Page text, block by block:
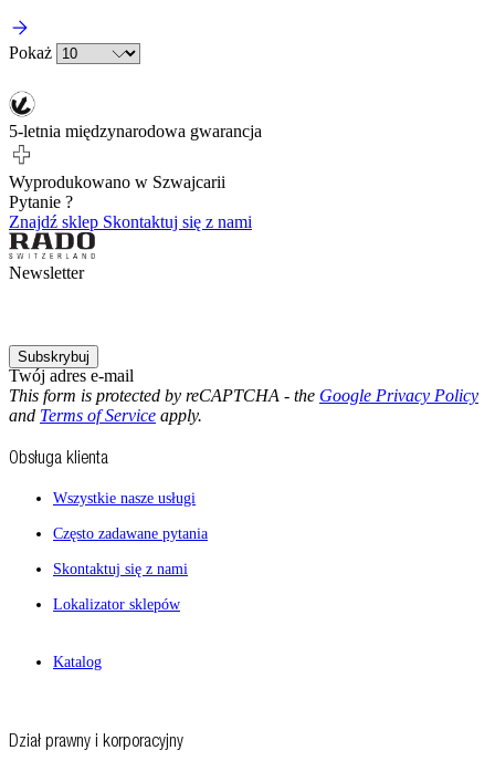
Pokaż
5-letnia międzynarodowa gwarancja
Wyprodukowano w Szwajcarii
Pytanie ?
Znajdź sklep Skontaktuj się z nami
Newsletter
Twój adres e-mail
Subskrybuj
This form is protected by reCAPTCHA - the Google Privacy Policy
and Terms of Service apply.
Obsługa klienta
Wszystkie nasze usługi
Często zadawane pytania
Skontaktuj się z nami
Lokalizator sklepów
Katalog
Dział prawny i korporacyjny